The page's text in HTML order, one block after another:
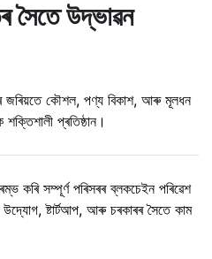
উদ্ভাৱন
জৰিয়তে কৌশল, পণ্য বিকাশ, আৰু মূলধন
শক্তিশালী প্ৰতিষ্ঠান।
কৰি সম্পূৰ্ণ পৰিসৰৰ ব্লকচেইন পৰিৱেশ
ষ্টাৰ্টআপ, আৰু চৰকাৰৰ সৈতে কাম